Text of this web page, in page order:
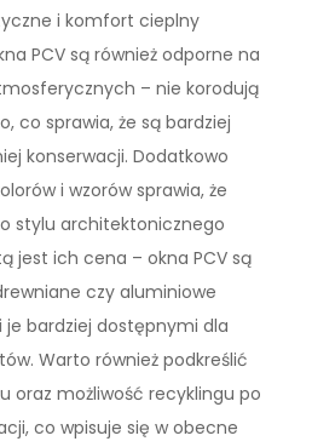
i komfort cieplny
PCV są również odporne na
– nie korodują
co sprawia, że są bardziej
konserwacji. Dodatkowo
i wzorów sprawia, że
stylu architektonicznego
jest ich cena – okna PCV są
czy aluminiowe
je bardziej dostępnymi dla
Warto również podkreślić
oraz możliwość recyklingu po
co wpisuje się w obecne